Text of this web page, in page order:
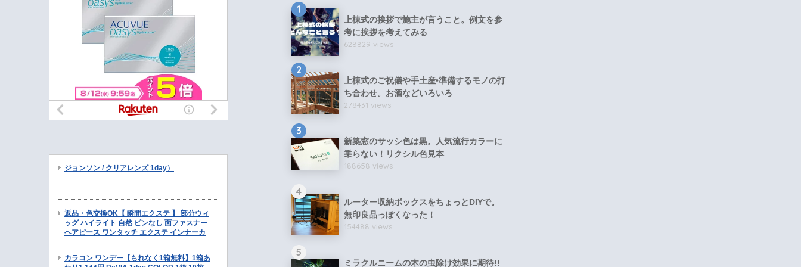
1
上棟式の挨拶で施主が言うこと。例文を参
考に挨拶を考えてみる
628829 views
2
上棟式のご祝儀や手土産•準備するモノの打
ち合わせ。お酒などいろいろ
278431 views
3
新築窓のサッシ色は黒。人気流行カラーに
乗らない！リクシル色見本
188658 views
4
ルーター収納ボックスをちょっとDIYで。
無印良品っぽくなった！
154488 views
5
ミラクルニームの木の虫除け効果に期待!!